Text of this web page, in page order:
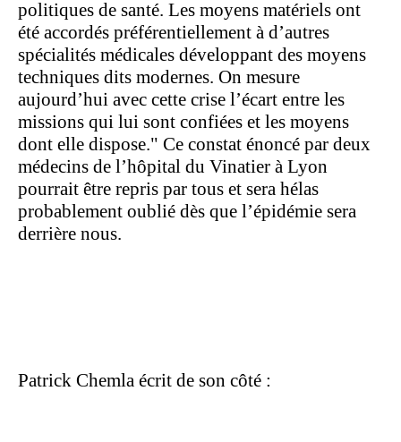
politiques de santé. Les moyens matériels ont
été accordés préférentiellement à d’autres
spécialités médicales développant des moyens
techniques dits modernes. On mesure
aujourd’hui avec cette crise l’écart entre les
missions qui lui sont confiées et les moyens
dont elle dispose." Ce constat énoncé par deux
médecins de l’hôpital du Vinatier à Lyon
pourrait être repris par tous et sera hélas
probablement oublié dès que l’épidémie sera
derrière nous.
Patrick Chemla écrit de son côté :